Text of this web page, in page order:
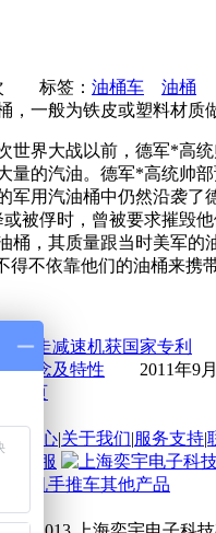
标签： 油桶车
油桶
，一般为铁皮或塑料材
世界大战以前，德军*高
量的汽油。德军*高统帅
军用汽油桶中仍然沿袭
或被俘时，曾被要求摧毁
桶，其质量跟当时美军
得不依靠他们的油桶来
行走减速机获国家专利
概念及特性 2011年9月
上页
品中心|关于我们|服务支持|
吊机手推车其他产品